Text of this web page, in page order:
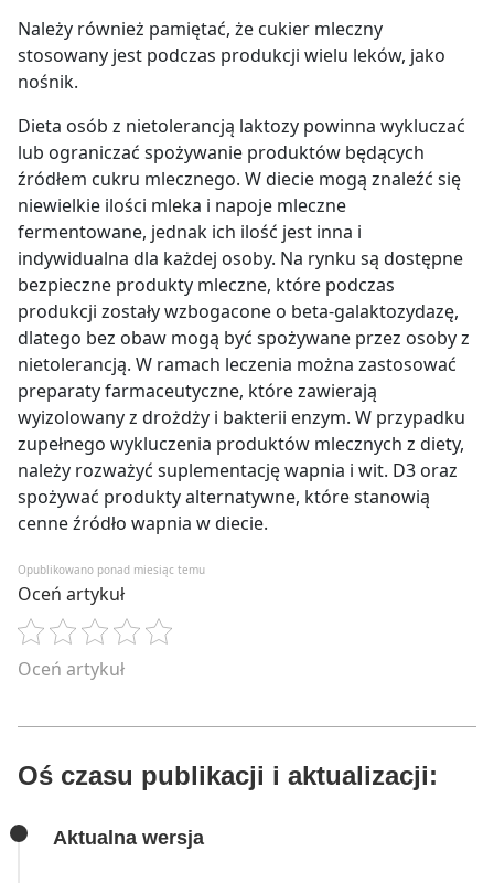
Należy również pamiętać, że cukier mleczny
stosowany jest podczas produkcji wielu leków, jako
nośnik.
Dieta osób z nietolerancją laktozy powinna wykluczać
lub ograniczać spożywanie produktów będących
źródłem cukru mlecznego. W diecie mogą znaleźć się
niewielkie ilości mleka i napoje mleczne
fermentowane, jednak ich ilość jest inna i
indywidualna dla każdej osoby. Na rynku są dostępne
bezpieczne produkty mleczne, które podczas
produkcji zostały wzbogacone o beta-galaktozydazę,
dlatego bez obaw mogą być spożywane przez osoby z
nietolerancją. W ramach leczenia można zastosować
preparaty farmaceutyczne, które zawierają
wyizolowany z drożdży i bakterii enzym. W przypadku
zupełnego wykluczenia produktów mlecznych z diety,
należy rozważyć suplementację wapnia i wit. D3 oraz
spożywać produkty alternatywne, które stanowią
cenne źródło wapnia w diecie.
Opublikowano ponad miesiąc temu
Oceń artykuł
Oceń artykuł
Oś czasu publikacji i aktualizacji:
Aktualna wersja